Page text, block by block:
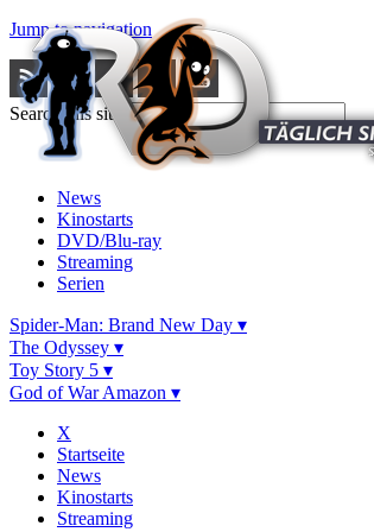
Jump to navigation
Search this site
News
Kinostarts
DVD/Blu-ray
Streaming
Serien
Spider-Man: Brand New Day ▾
The Odyssey ▾
Toy Story 5 ▾
God of War Amazon ▾
X
Startseite
News
Kinostarts
Streaming